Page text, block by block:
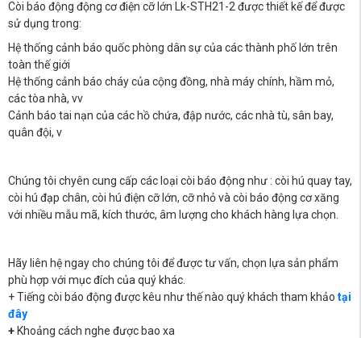
Còi báo động động cơ điện cỡ lớn Lk-STH21-2 được thiết kế để được
sử dụng trong:
Hệ thống cảnh báo quốc phòng dân sự của các thành phố lớn trên
toàn thế giới
Hệ thống cảnh báo cháy của cộng đồng, nhà máy chính, hầm mỏ,
các tòa nhà, vv
Cảnh báo tai nạn của các hồ chứa, đập nước, các nhà tù, sân bay,
quân đội, v
Chúng tôi chyên cung cấp các loại còi báo động như : còi hú quay tay,
còi hú đạp chân, còi hú điện cỡ lớn, cỡ nhỏ và còi báo động cơ xăng
với nhiều mẫu mã, kích thước, âm lượng cho khách hàng lựa chọn.
Hãy liên hệ ngay cho chúng tôi để được tư vấn, chọn lựa sản phẩm
phù hợp với mục đích của quý khác.
+ Tiếng còi báo động được kêu như thế nào quý khách tham khảo tại
đây
+ Khoảng cách nghe được bao xa